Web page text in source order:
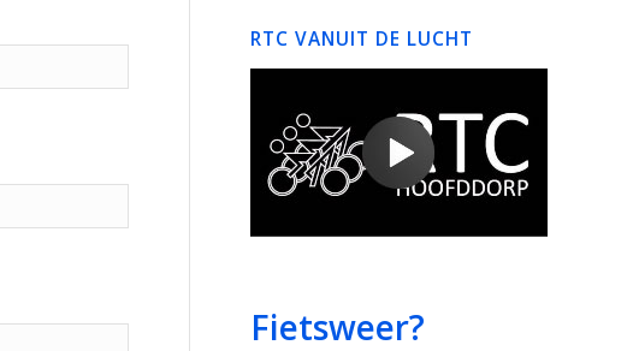
RTC VANUIT DE LUCHT
Fietsweer?